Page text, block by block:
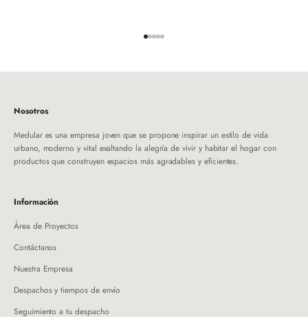
Ir al artículo 1
Ir al artículo 2
Ir al artículo 3
Ir al artículo 4
Ir al artículo 5
Nosotros
Medular es una empresa joven que se propone inspirar un estilo de vida
urbano, moderno y vital exaltando la alegría de vivir y habitar el hogar con
productos que construyen espacios más agradables y eficientes.
Información
Área de Proyectos
Contáctanos
Nuestra Empresa
Despachos y tiempos de envío
Seguimiento a tu despacho